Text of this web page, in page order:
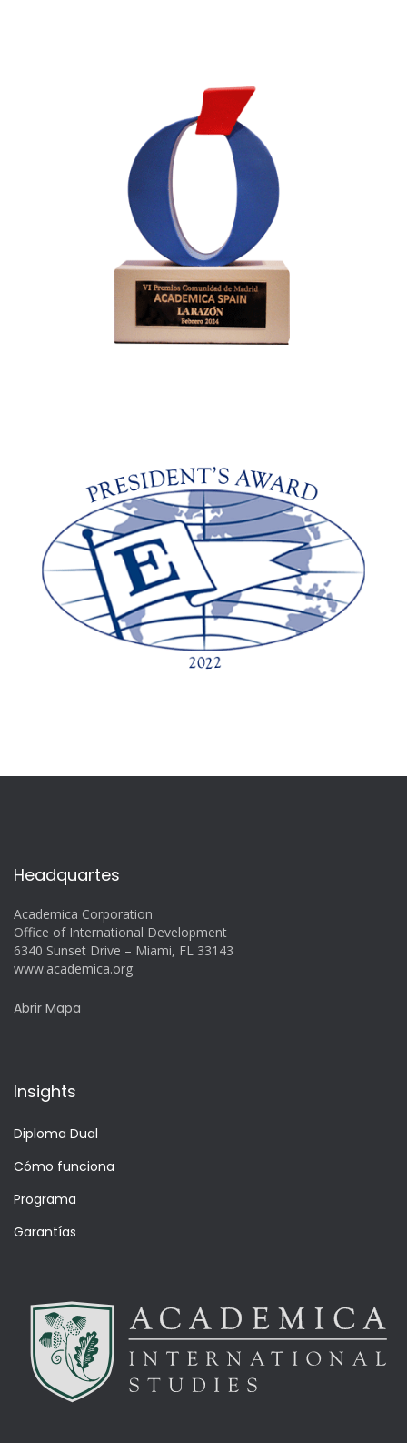
Headquartes
Academica Corporation
Office of International Development
6340 Sunset Drive – Miami, FL 33143
www.academica.org
Abrir Mapa
Insights
Diploma Dual
Cómo funciona
Programa
Garantías